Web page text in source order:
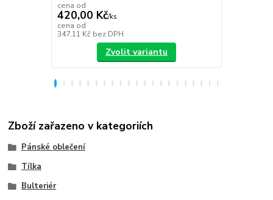
cena od
420,00 Kč/ks
cena od
347,11 Kč bez DPH
Zvolit variantu
Zboží zařazeno v kategoriích
Pánské oblečení
Tílka
Bulteriér